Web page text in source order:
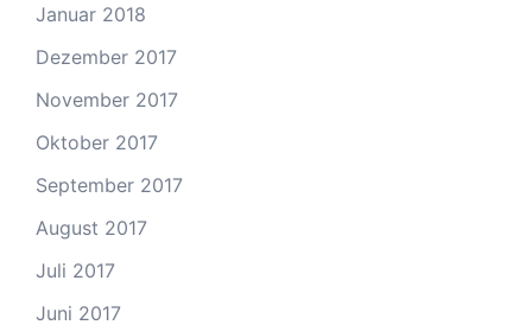
Januar 2018
Dezember 2017
November 2017
Oktober 2017
September 2017
August 2017
Juli 2017
Juni 2017